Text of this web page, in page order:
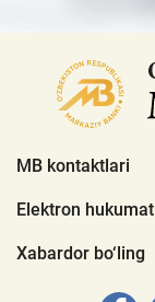
MB kontaktlari
Elektron hukumat
Xabardor bo‘ling